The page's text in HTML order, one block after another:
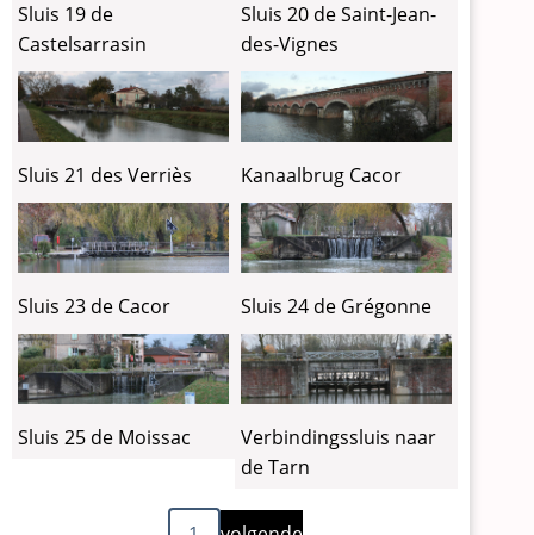
Sluis 19 de
Castelsarrasin
Sluis 20 de Saint-Jean-
des-Vignes
Sluis 21 des Verriès Kanaalbrug Cacor
Sluis 23 de Cacor Sluis 24 de Grégonne
Sluis 25 de Moissac
Verbindingssluis naar
de Tarn
Volgende